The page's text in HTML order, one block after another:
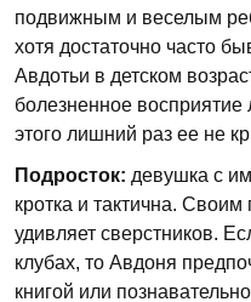
подвижным и веселым
хотя достаточно часто
Авдотьи в детском
болезненное восприятие
этого лишний раз ее не
Подросток: девушка с
кротка и тактична.
удивляет сверстников.
клубах, то Авдоня
книгой или